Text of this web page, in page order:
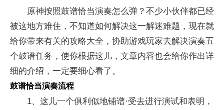
原神按照鼓谱恰当演奏怎么弹？不少小伙伴都已经
被这地方难住，不知道如何解决这一解迷难题，现在就
给你带来有关的攻略大全，协助游戏玩家去解决演奏五
个鼓谱任务，使你根据这儿，文章内容也会给你作出详
细的介绍，一定要细心看了。
鼓谱恰当演奏流程
1、这儿一个俱利似地铺谱·受去进行演试和表明，